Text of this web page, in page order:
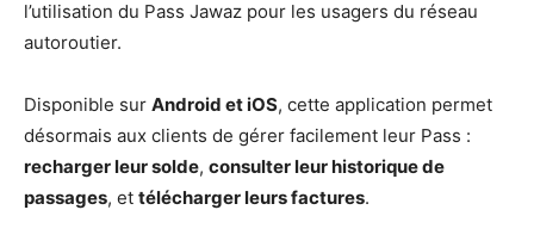
l’utilisation du Pass Jawaz pour les usagers du réseau
autoroutier.
Disponible sur Android et iOS, cette application permet
désormais aux clients de gérer facilement leur Pass :
recharger leur solde, consulter leur historique de
passages, et télécharger leurs factures.